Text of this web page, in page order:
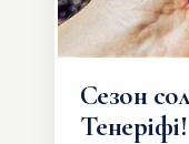
Сезон
Тенеріфі!